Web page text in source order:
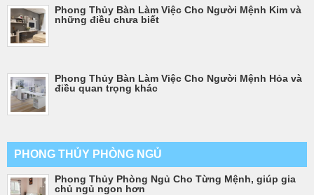
Phong Thủy Bàn Làm Việc Cho Người Mệnh Kim và
những điều chưa biết
Phong Thủy Bàn Làm Việc Cho Người Mệnh Hỏa và
điều quan trọng khác
PHONG THỦY PHÒNG NGỦ
Phong Thủy Phòng Ngủ Cho Từng Mệnh, giúp gia
chủ ngủ ngon hơn